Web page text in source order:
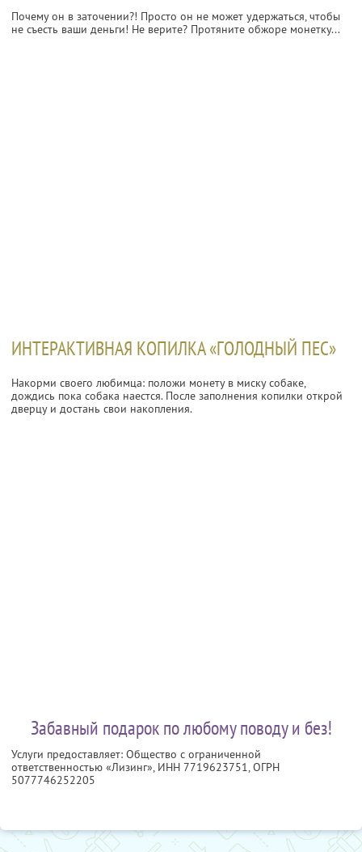
Почему он в заточении?! Просто он не может удержаться, чтобы
не съесть ваши деньги! Не верите? Протяните обжоре монетку...
ИНТЕРАКТИВНАЯ КОПИЛКА «ГОЛОДНЫЙ ПЕС»
Накорми своего любимца: положи монету в миску собаке,
дождись пока собака наестся. После заполнения копилки открой
дверцу и достань свои накопления.
Забавный подарок по любому поводу и без!
Услуги предоставляет: Общество с ограниченной
ответственностью «Лизинг», ИНН 7719623751, ОГРН
5077746252205